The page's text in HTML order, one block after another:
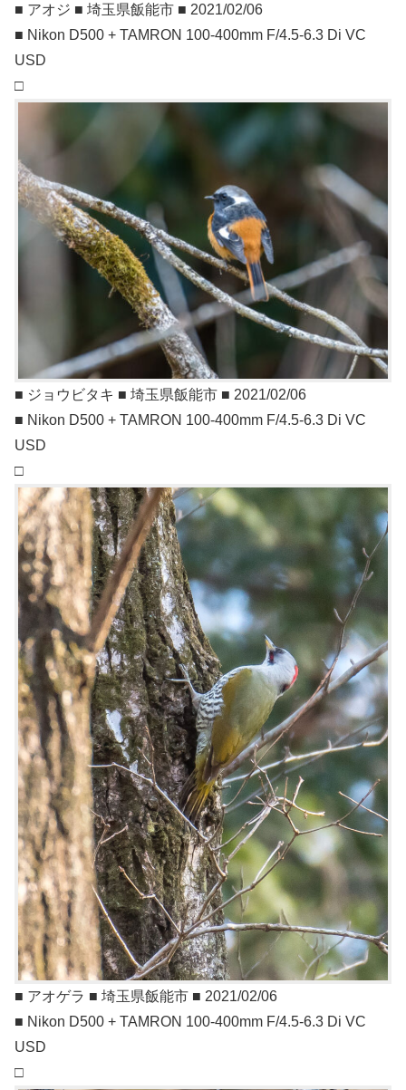
■ アオジ ■ 埼玉県飯能市 ■ 2021/02/06
■ Nikon D500 + TAMRON 100-400mm F/4.5-6.3 Di VC
USD
□
■ ジョウビタキ ■ 埼玉県飯能市 ■ 2021/02/06
■ Nikon D500 + TAMRON 100-400mm F/4.5-6.3 Di VC
USD
□
■ アオゲラ ■ 埼玉県飯能市 ■ 2021/02/06
■ Nikon D500 + TAMRON 100-400mm F/4.5-6.3 Di VC
USD
□